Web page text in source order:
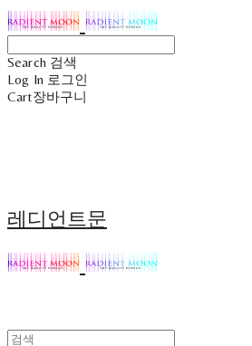
Search 검색
Log In 로그인
Cart장바구니
레디언트문